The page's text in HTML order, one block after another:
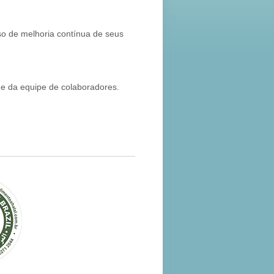
de melhoria contínua de seus
da equipe de colaboradores.